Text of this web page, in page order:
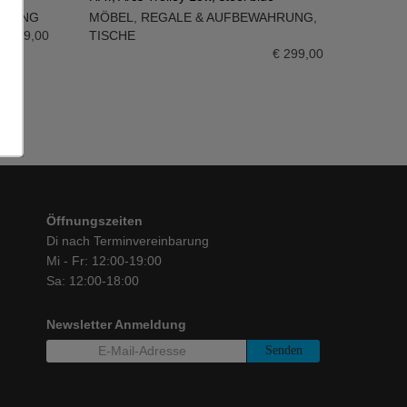
299,00
IN DEN WARENKORB
MÖBEL
REGALE & AUFBEWAHRUNG
TISCHE
€ 299,00
Öffnungszeiten
Di nach Terminvereinbarung
Mi - Fr: 12:00-19:00
Sa: 12:00-18:00
Newsletter Anmeldung